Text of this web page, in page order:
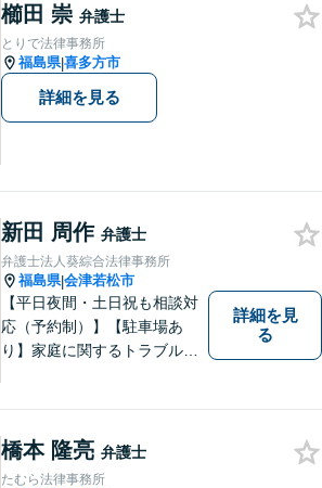
と思わず、お困りの方は是非
ご相談ください。
櫛田 崇 弁護士
とりで法律事務所
福島県|喜多方市
詳細を見る
新田 周作 弁護士
弁護士法人葵綜合法律事務所
福島県|会津若松市
【平日夜間・土日祝も相談対
応（予約制）】【駐車場あ
り】家庭に関するトラブルか
詳細を見
る
橋本 隆亮 弁護士
たむら法律事務所